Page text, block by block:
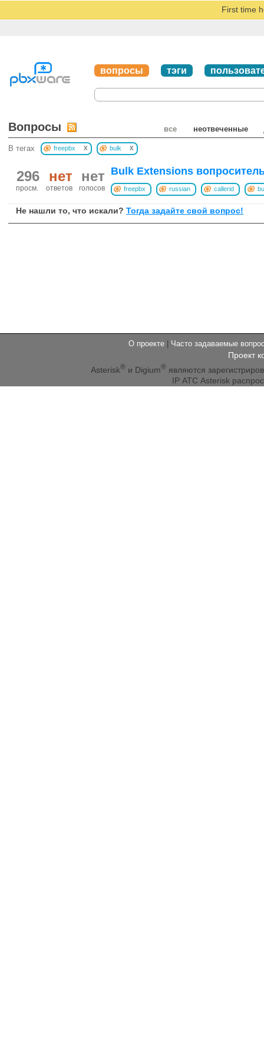
First time
вопросы тэги
все неотвеченные
Вопросы
В тегах freepbx x bulk x
нет
голосов
нет
ответов
296
просм.
Bulk Extensions
freepbx russian callerid
Не нашли то, что искали? Тогда задайте свой вопрос!
О проекте | Часто задаваемые
Проект
Asterisk®и Digium®являются
IP АТС Asterisk